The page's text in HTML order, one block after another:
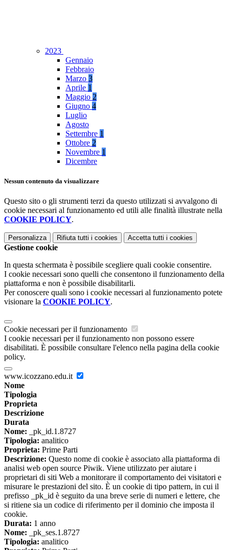
2023
Gennaio
Febbraio
Marzo 3
Aprile 1
Maggio 2
Giugno 4
Luglio
Agosto
Settembre 1
Ottobre 2
Novembre 1
Dicembre
Nessun contenuto da visualizzare
Questo sito o gli strumenti terzi da questo utilizzati si avvalgono di
cookie necessari al funzionamento ed utili alle finalità illustrate nella
COOKIE POLICY.
Personalizza Rifiuta tutti i cookies Accetta tutti i cookies
Gestione cookie
In questa schermata è possibile scegliere quali cookie consentire.
I cookie necessari sono quelli che consentono il funzionamento della
piattaforma e non è possibile disabilitarli.
Per conoscere quali sono i cookie necessari al funzionamento potete
visionare la COOKIE POLICY.
Cookie necessari per il funzionamento
I cookie necessari per il funzionamento non possono essere
disabilitati. È possibile consultare l'elenco nella pagina della cookie
policy.
www.icozzano.edu.it
Nome
Tipologia
Proprieta
Descrizione
Durata
Nome: _pk_id.1.8727
Tipologia: analitico
Proprieta: Prime Parti
Descrizione: Questo nome di cookie è associato alla piattaforma di
analisi web open source Piwik. Viene utilizzato per aiutare i
proprietari di siti Web a monitorare il comportamento dei visitatori e
misurare le prestazioni del sito. È un cookie di tipo pattern, in cui il
prefisso _pk_id è seguito da una breve serie di numeri e lettere, che
si ritiene sia un codice di riferimento per il dominio che imposta il
cookie.
Durata: 1 anno
Nome: _pk_ses.1.8727
Tipologia: analitico